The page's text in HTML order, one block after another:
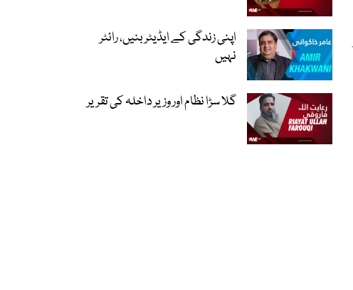
اپنی زندگی کے ایڈیٹر بنیں، رائٹر
نہیں
گلا سڑا نظام اور وزیر داخلہ کی تقریر